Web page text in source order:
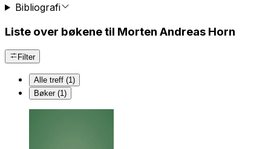
Bibliografi
Liste over bøkene til Morten Andreas Horn
Filter
Alle treff (1)
Bøker (1)